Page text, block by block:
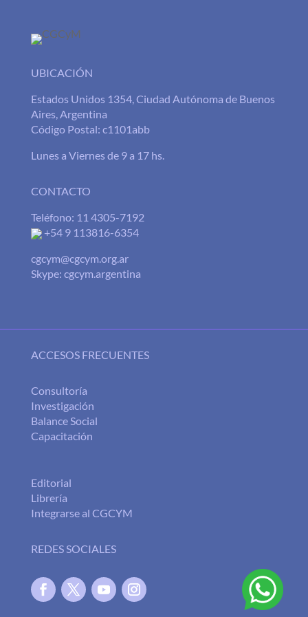
UBICACIÓN
Estados Unidos 1354, Ciudad Autónoma de Buenos
Aires, Argentina
Código Postal: c1101abb
Lunes a Viernes de 9 a 17 hs.
CONTACTO
Teléfono: 11 4305-7192
+54 9 113816-6354
cgcym@cgcym.org.ar
Skype: cgcym.argentina
ACCESOS FRECUENTES
Consultoría
Investigación
Balance Social
Capacitación
Editorial
Librería
Integrarse al CGCYM
REDES SOCIALES